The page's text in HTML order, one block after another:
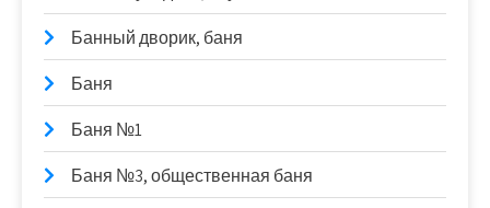
Банный дворик, баня
Баня
Баня №1
Баня №3, общественная баня